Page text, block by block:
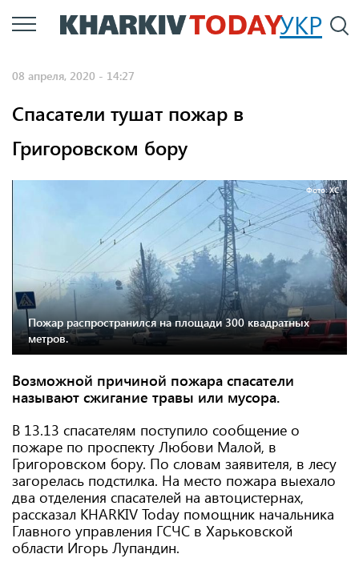
Перейти
к
УКР
08 апреля, 2020 - 14:27
Спасатели тушат пожар в
Григоровском бору
Фото: ХС
Пожар распространился на площади 300 квадратных
метров.
Возможной причиной пожара спасатели
называют сжигание травы или мусора.
В 13.13 спасателям поступило сообщение о
пожаре по проспекту Любови Малой, в
Григоровском бору. По словам заявителя, в лесу
загорелась подстилка. На место пожара выехало
два отделения спасателей на автоцистернах,
рассказал KHARKIV Today помощник начальника
Главного управления ГСЧС в Харьковской
области Игорь Лупандин.